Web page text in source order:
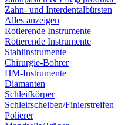
Zahn- und Interdentalbürsten
Alles anzeigen
Rotierende Instrumente
Rotierende Instrumente
Stahlinstrumente
Chirurgie-Bohrer
HM-Instrumente
Diamanten
Schleifkörper
Schleifscheiben/Finierstreifen
Polierer